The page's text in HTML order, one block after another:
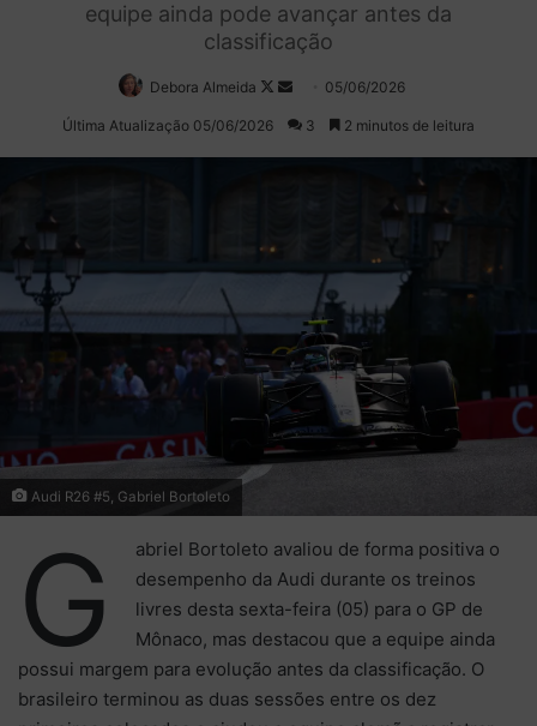
equipe ainda pode avançar antes da
classificação
Debora Almeida
Follow
on
Mande
um
05/06/2026
Última Atualização 05/06/2026 3 2 minutos de leitura
Audi R26 #5, Gabriel Bortoleto
G
abriel Bortoleto avaliou de forma positiva o
desempenho da Audi durante os treinos
livres desta sexta-feira (05) para o GP de
Mônaco, mas destacou que a equipe ainda
possui margem para evolução antes da classificação. O
brasileiro terminou as duas sessões entre os dez